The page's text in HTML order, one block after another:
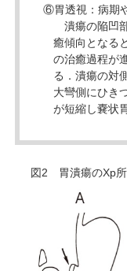
⑥胃透視：病期
潰瘍の陥凹
癒傾向となる
の治癒過程が
る．潰瘍の対
大彎側にひき
が短縮し嚢状
図2 胃潰瘍のXp